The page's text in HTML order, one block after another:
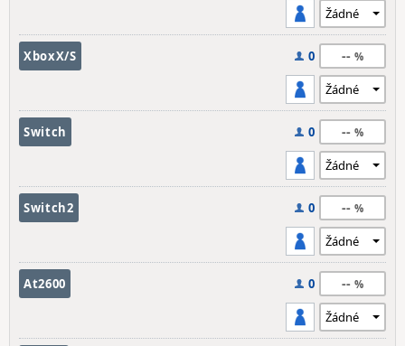
XboxX/S 0 --
Switch 0 --
Switch2 0 --
At2600 0 --